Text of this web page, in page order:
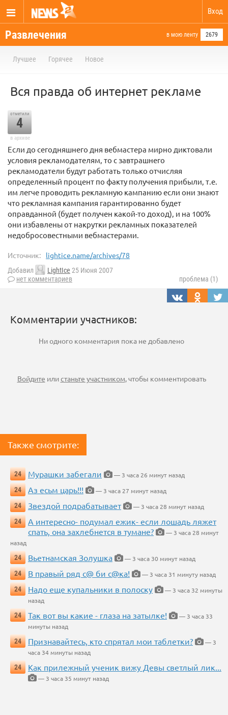
Вход
Развлечения в мою ленту 2679
Лучшее Горячее Новое
Вся правда об интернет рекламе
отметили
4
в архиве
Если до сегодняшнего дня вебмастера мирно диктовали
условия рекламодателям, то с завтрашнего
рекламодатели будут работать только отчисляя
определенный процент по факту получения прибыли, т.е.
им легче проводить рекламную кампанию если они знают
что рекламная кампания гарантированно будет
оправданной (будет получен какой-то доход), и на 100%
они избавлены от накрутки рекламных показателей
недобросовестными вебмастерами.
Источник: lightice.name/archives/78
Добавил LightIce 25 Июня 2007
нет комментариев
проблема (1)
Комментарии участников:
Ни одного комментария пока не добавлено
Войдите илистаньте участником, чтобы комментировать
Также смотрите:
24 Мурашки забегали
— 3 часа 26 минут назад
24
Аз есьм царь!!!
— 3 часа 27 минут назад
24
Звездой подрабатывает
— 3 часа 28 минут назад
24
А интересно- подумал ежик- если лошадь ляжет
спать, она захлебнется в тумане?
— 3 часа 28 минут
назад
24
Вьетнамская Золушка
— 3 часа 30 минут назад
24
В правый ряд с@ би с@ка!
— 3 часа 31 минуту назад
24
Надо еще купальники в полоску
— 3 часа 32 минуты
назад
24
Так вот вы какие - глаза на затылке!
— 3 часа 33
минуты назад
24
Признавайтесь, кто спрятал мои таблетки?
— 3
часа 34 минуты назад
24
Как прилежный ученик вижу Девы светлый лик...
— 3 часа 35 минут назад